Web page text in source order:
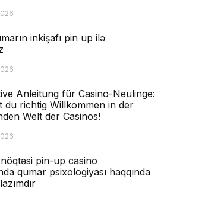
inkişafı pin up ilə
Anleitung für Casino-Neulinge:
du richtig Willkommen in der
Welt der Casinos!
nöqtəsi pin-up casino
qumar psixologiyası haqqında